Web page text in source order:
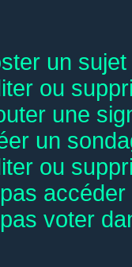
un
ou
une
un
ou
voter